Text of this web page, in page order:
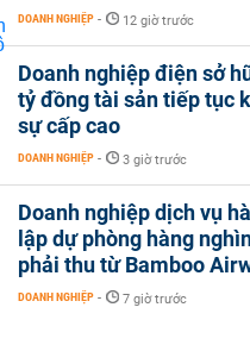
DOANH NGHIỆP - 12 giờ trước
Doanh nghiệp điện sở
tỷ đồng tài sản tiếp tục
sự cấp cao
DOANH NGHIỆP - 3 giờ trước
Doanh nghiệp dịch vụ
lập dự phòng hàng
phải thu từ Bamboo
DOANH NGHIỆP - 7 giờ trước